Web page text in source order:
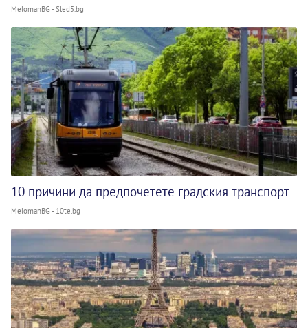
MelomanBG - Sled5.bg
10 причини да предпочетете градския транспорт
MelomanBG - 10te.bg